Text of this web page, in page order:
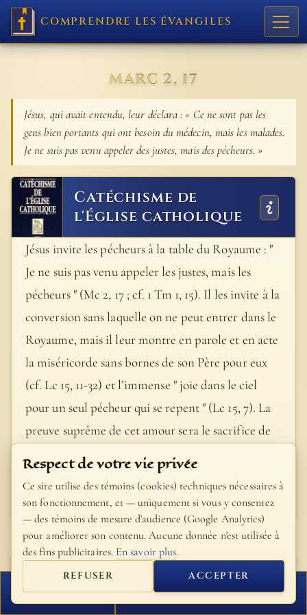
COMPRENDRE LES ÉVANGILES
MARC 2, 17
Jésus, qui avait entendu, leur déclara : « Ce ne sont pas les
gens bien portants qui ont besoin du médecin, mais les malades.
Je ne suis pas venu appeler des justes, mais des pécheurs. »
Catéchisme de
l'Église catholique
Jésus invite les pécheurs à la table du Royaume : "
Je ne suis pas venu appeler les justes, mais les
pécheurs " (Mc 2, 17 ; cf. 1 Tm 1, 15). Il les invite à la
conversion sans laquelle on ne peut entrer dans le
Royaume, mais il leur montre en parole et en acte
la miséricorde sans bornes de son Père pour eux
(cf. Lc 15, 11-32) et l’immense " joie dans le ciel
pour un seul pécheur qui se repent " (Lc 15, 7). La
preuve suprême de cet amour sera le sacrifice de
sa propre vie " en rémission des péchés " (Mt 26,
- Catéchisme de l'Église catholique, #545
Louis-Claude
Fillion
FERMER PROCHAIN VERSET
Respect de votre vie privée
Ce site utilise des témoins (cookies) techniques nécessaires à
son fonctionnement, et — uniquement si vous y consentez
— des témoins de mesure d'audience (Google Analytics)
pour améliorer son contenu. Aucune donnée n'est utilisée à
des fins publicitaires. En savoir plus.
REFUSER ACCEPTER